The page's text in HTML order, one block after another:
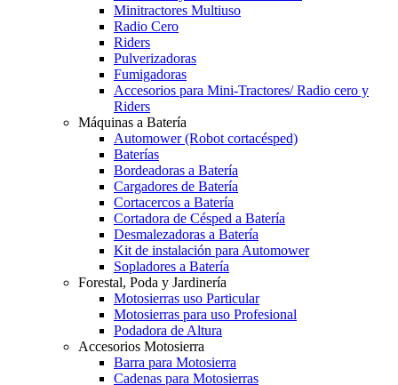
Minitractores Multiuso
Radio Cero
Riders
Pulverizadoras
Fumigadoras
Accesorios para Mini-Tractores/ Radio cero y
Riders
Máquinas a Batería
Automower (Robot cortacésped)
Baterías
Bordeadoras a Batería
Cargadores de Batería
Cortacercos a Batería
Cortadora de Césped a Batería
Desmalezadoras a Batería
Kit de instalación para Automower
Sopladores a Batería
Forestal, Poda y Jardinería
Motosierras uso Particular
Motosierras para uso Profesional
Podadora de Altura
Accesorios Motosierra
Barra para Motosierra
Cadenas para Motosierras